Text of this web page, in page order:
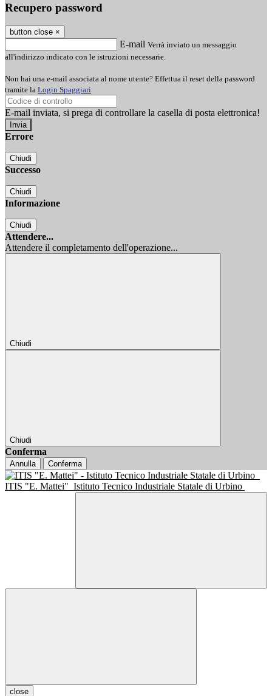
Recupero password
button close ×
E-mail Verrà inviato un messaggio
all'indirizzo indicato con le istruzioni necessarie.
Non hai una e-mail associata al nome utente? Effettua il reset della password
tramite la Login Spaggiari
E-mail inviata, si prega di controllare la casella di posta elettronica!
Errore
Chiudi
Successo
Chiudi
Informazione
Chiudi
Attendere...
Attendere il completamento dell'operazione...
Chiudi
Chiudi
Conferma
Annulla Conferma
ITIS "E. Mattei" Istituto Tecnico Industriale Statale di Urbino
close